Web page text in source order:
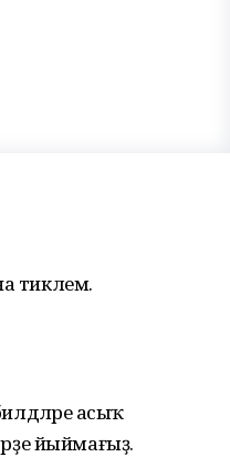
тиклем.
асыҡ
йыймағыҙ.